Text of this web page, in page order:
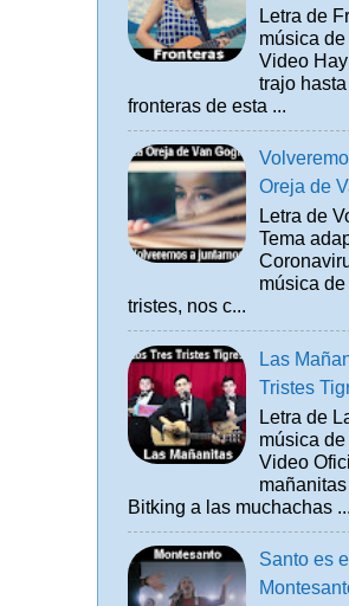
Letra de
música
Video
trajo
fronteras de esta ...
Oreja de
Letra de
Tema
música
tristes, nos c...
Las
Tristes
Letra de
música
Video
Bitking a las muchachas ...
Santo es